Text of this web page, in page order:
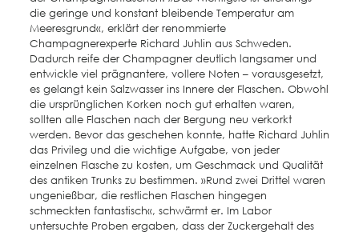
die geringe und konstant bleibende Temperatur am
Meeresgrund«, erklärt der renommierte
Champagnerexperte Richard Juhlin aus Schweden.
Dadurch reife der Champagner deutlich langsamer und
entwickle viel prägnantere, vollere Noten – vorausgesetzt,
es gelangt kein Salzwasser ins Innere der Flaschen. Obwohl
die ursprünglichen Korken noch gut erhalten waren,
sollten alle Flaschen nach der Bergung neu verkorkt
werden. Bevor das geschehen konnte, hatte Richard Juhlin
das Privileg und die wichtige Aufgabe, von jeder
einzelnen Flasche zu kosten, um Geschmack und Qualität
des antiken Trunks zu bestimmen. »Rund zwei Drittel waren
ungenießbar, die restlichen Flaschen hingegen
schmeckten fantastisch«, schwärmt er. Im Labor
untersuchte Proben ergaben, dass der Zuckergehalt des